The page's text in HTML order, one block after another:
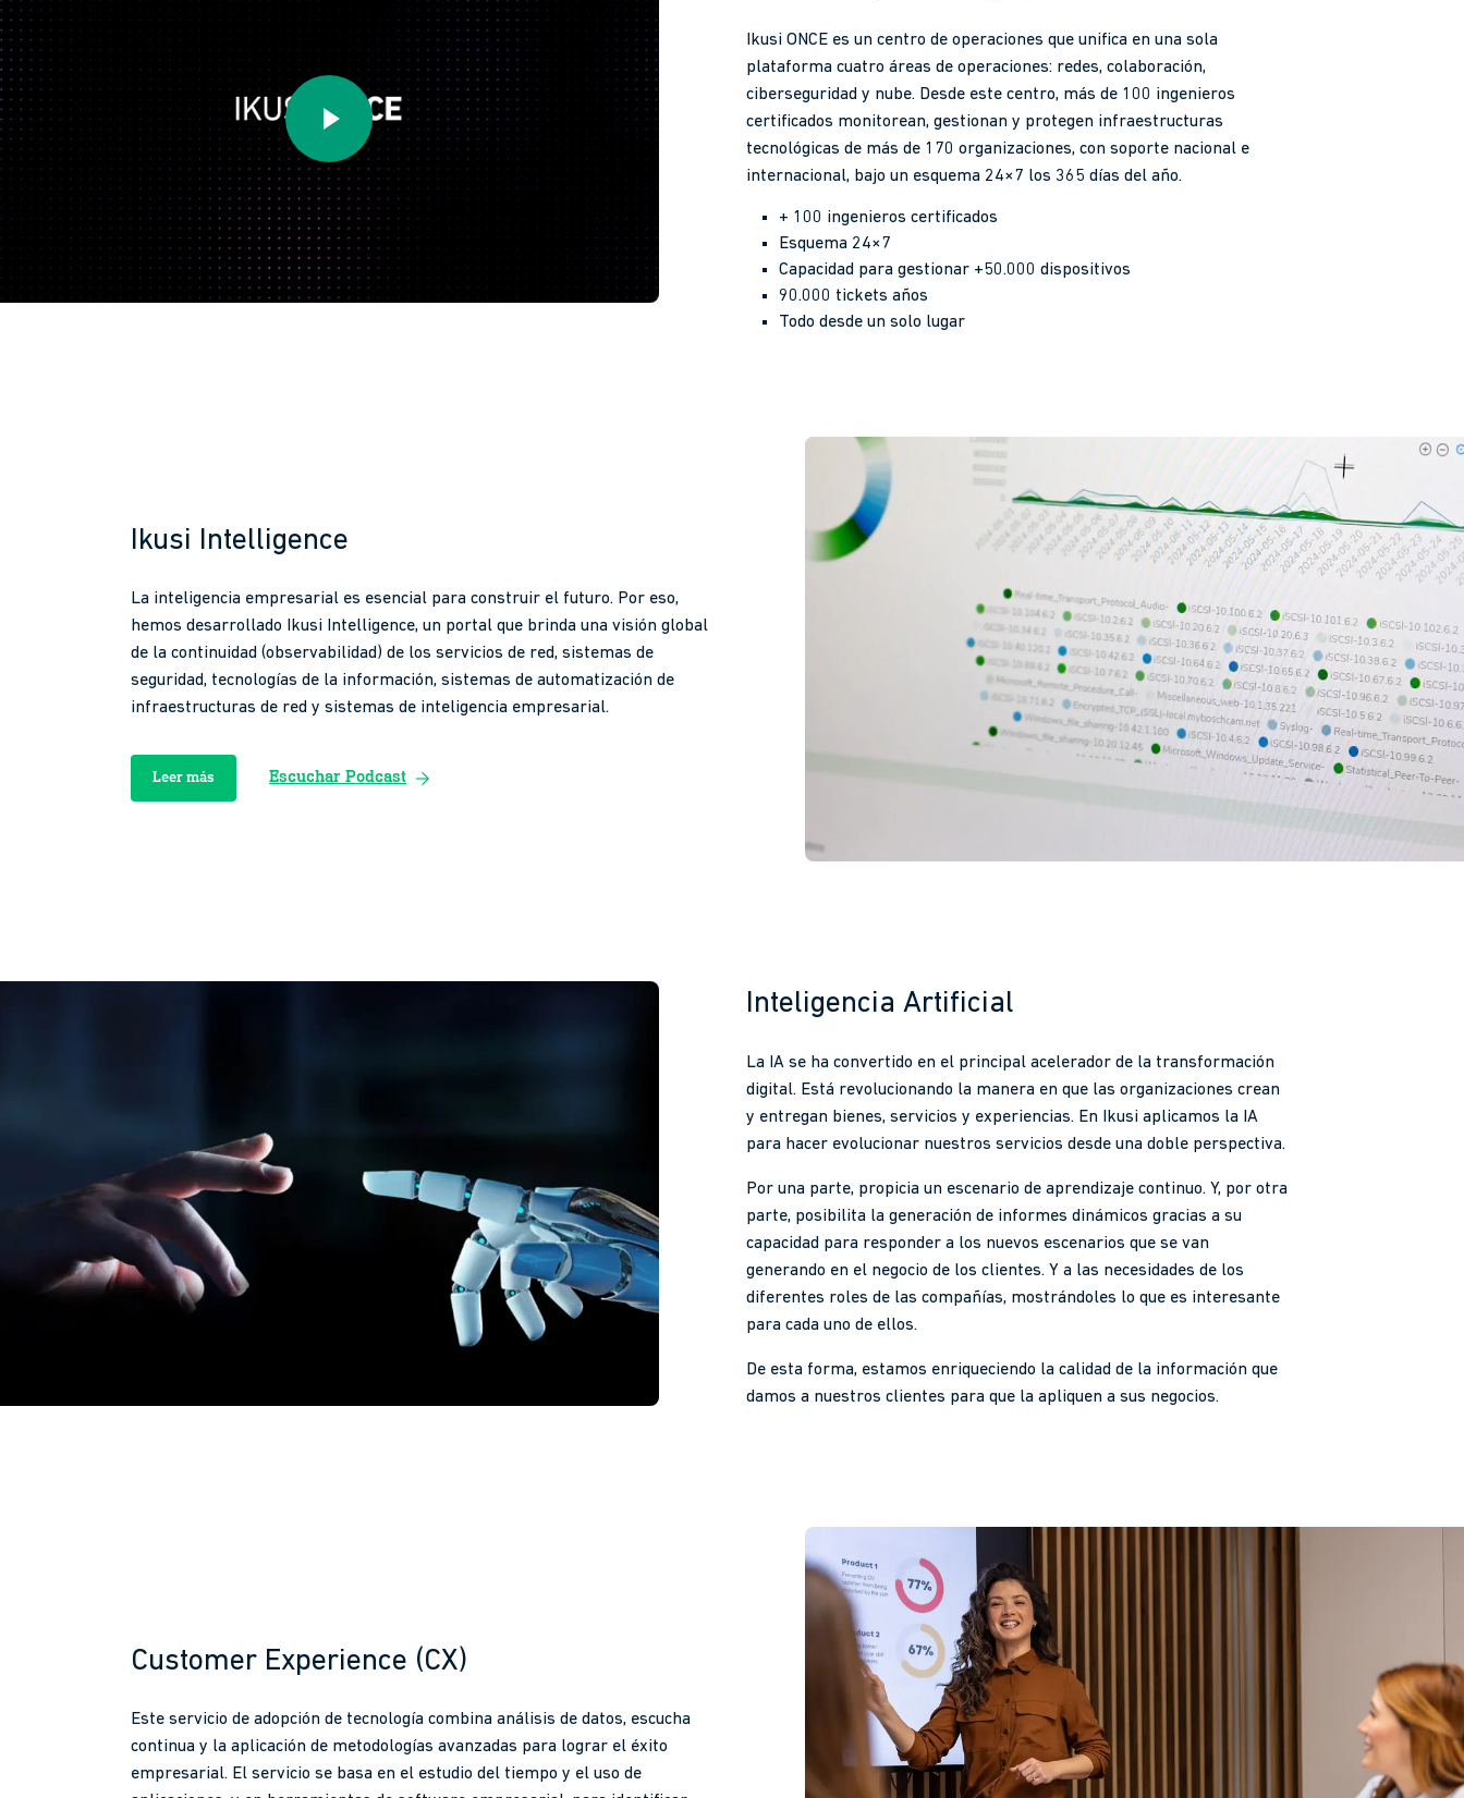
Ikusi ONCE es un centro de operaciones que unifica en una sola
plataforma cuatro áreas de operaciones: redes, colaboración,
ciberseguridad y nube. Desde este centro, más de 100 ingenieros
certificados monitorean, gestionan y protegen infraestructuras
tecnológicas de más de 170 organizaciones, con soporte nacional e
internacional, bajo un esquema 24×7 los 365 días del año.
+ 100 ingenieros certificados
Esquema 24×7
Capacidad para gestionar +50.000 dispositivos
90.000 tickets años
Todo desde un solo lugar
Ikusi Intelligence
La inteligencia empresarial es esencial para construir el futuro. Por eso,
hemos desarrollado Ikusi Intelligence, un portal que brinda una visión global
de la continuidad (observabilidad) de los servicios de red, sistemas de
seguridad, tecnologías de la información, sistemas de automatización de
infraestructuras de red y sistemas de inteligencia empresarial.
Leer más Escuchar Podcast arrow_forward
Inteligencia Artificial
La IA se ha convertido en el principal acelerador de la transformación
digital. Está revolucionando la manera en que las organizaciones crean
y entregan bienes, servicios y experiencias. En Ikusi aplicamos la IA
para hacer evolucionar nuestros servicios desde una doble perspectiva.
Por una parte, propicia un escenario de aprendizaje continuo. Y, por otra
parte, posibilita la generación de informes dinámicos gracias a su
capacidad para responder a los nuevos escenarios que se van
generando en el negocio de los clientes. Y a las necesidades de los
diferentes roles de las compañías, mostrándoles lo que es interesante
para cada uno de ellos.
De esta forma, estamos enriqueciendo la calidad de la información que
damos a nuestros clientes para que la apliquen a sus negocios.
Customer Experience (CX)
Este servicio de adopción de tecnología combina análisis de datos, escucha
continua y la aplicación de metodologías avanzadas para lograr el éxito
empresarial. El servicio se basa en el estudio del tiempo y el uso de